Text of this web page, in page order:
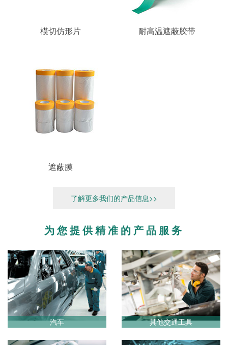
模切仿形片 耐高温遮蔽胶带
遮蔽膜
了解更多我们的产品信息>>
为您提供精准的产品服务
汽车 其他交通工具